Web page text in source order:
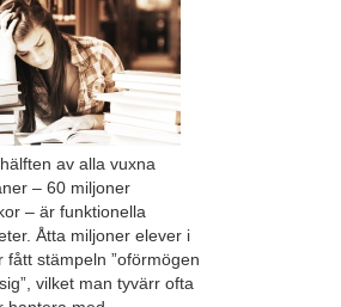
av alla vuxna
– 60 miljoner
– är funktionella
Åtta miljoner elever i
fått stämpeln ”oförmögen
vilket man tyvärr ofta